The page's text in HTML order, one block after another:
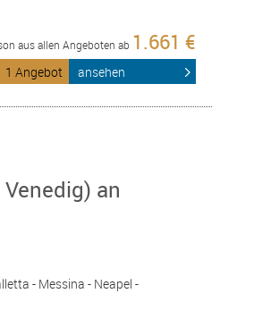
aus allen Angeboten ab 1.661 €
1 Angebot ansehen
an
- Messina - Neapel -